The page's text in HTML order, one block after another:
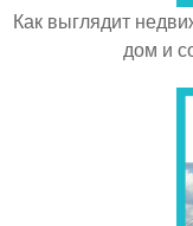
Как выглядит
дом и